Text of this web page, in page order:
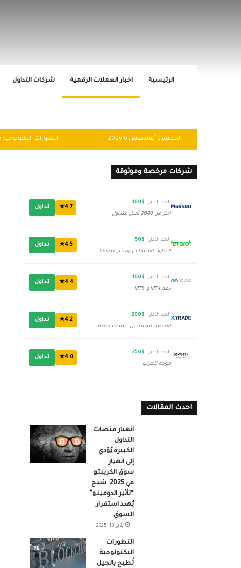
الرئيسية اخبار العملات الرقمية شركات التداول
الخميس, أغسطس 6 2026
شركات مرخصة وموثوقة
الحد الأدنى: $100
أكثر من 2800 أصل متداول
4.7★ تداول
الحد الأدنى: $50
التداول الاجتماعي ونسخ الصفقات
4.5★ تداول
الحد الأدنى: $100
دعم MT4 و MT5
4.4★ تداول
الحد الأدنى: $200
الأفضل للمبتدئين - منصة سهلة
4.2★ تداول
الحد الأدنى: $250
موجه للعرب
4.0★ تداول
احدث المقالات
انهيار منصات
التداول
الكبيرة يُؤدي
إلى انهيار
سوق الكريبتو
في 2025: شبح
“تأثير الدومينو”
يُهدد استقرار
السوق
يناير 13, 2025
التطورات
التكنولوجية
تُطيح بالجيل